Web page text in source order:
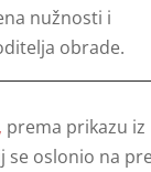
nužnosti i
obrade.
prema prikazu iz
oslonio na